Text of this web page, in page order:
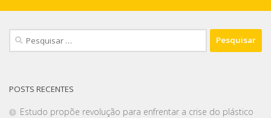
POSTS RECENTES
Estudo propõe revolução para enfrentar a crise do plástico